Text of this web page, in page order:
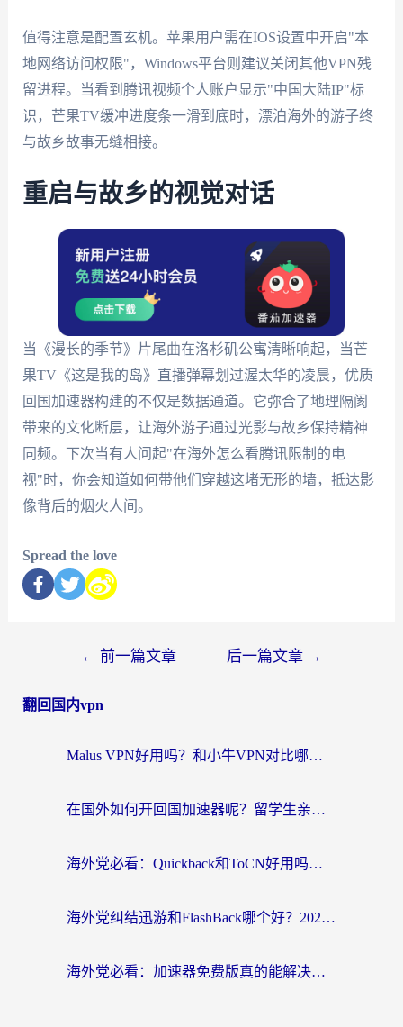
值得注意是配置玄机。苹果用户需在IOS设置中开启"本
地网络访问权限"，Windows平台则建议关闭其他VPN残
留进程。当看到腾讯视频个人账户显示"中国大陆IP"标
识，芒果TV缓冲进度条一滑到底时，漂泊海外的游子终
与故乡故事无缝相接。
重启与故乡的视觉对话
当《漫长的季节》片尾曲在洛杉矶公寓清晰响起，当芒
果TV《这是我的岛》直播弹幕划过渥太华的凌晨，优质
回国加速器构建的不仅是数据通道。它弥合了地理隔阂
带来的文化断层，让海外游子通过光影与故乡保持精神
同频。下次当有人问起"在海外怎么看腾讯限制的电
视"时，你会知道如何带他们穿越这堵无形的墙，抵达影
像背后的烟火人间。
Spread the love
← 前一篇文章 后一篇文章 →
翻回国内vpn
Malus VPN好用吗？和小牛VPN对比哪个回国效果更好？海外党亲测实用指南
在国外如何开回国加速器呢？留学生亲测的无缝访问国内资源指南
海外党必看：Quickback和ToCN好用吗？3分钟选对回国加速器的实用指南
海外党纠结迅游和FlashBack哪个好？2026实用指南教你选对回国加速器
海外党必看：加速器免费版真的能解决回国访问难题吗？附实用选择指南